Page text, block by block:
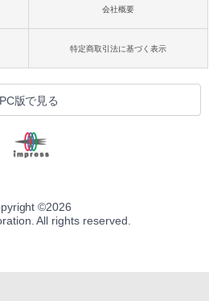
会社概要
特定商取引法に基づく表示
PC版で見る
©2026
All rights reserved.